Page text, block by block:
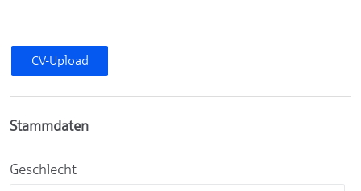
CV-Upload
Stammdaten
Geschlecht